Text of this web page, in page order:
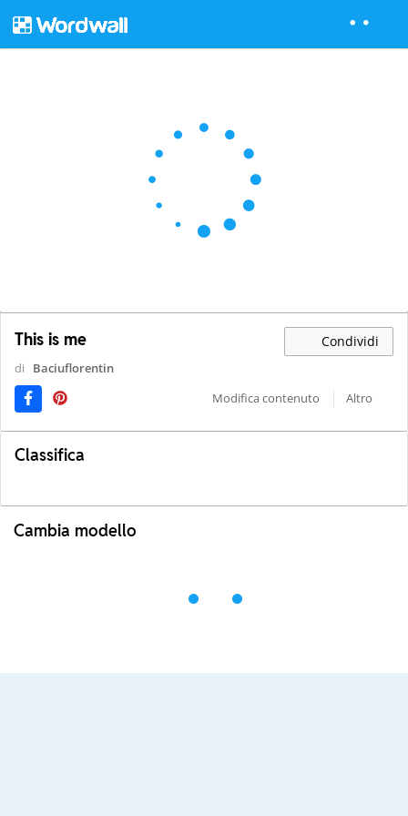
This is me Condividi
di
Baciuflorentin
Modifica contenuto
Altro
Classifica
Cambia modello